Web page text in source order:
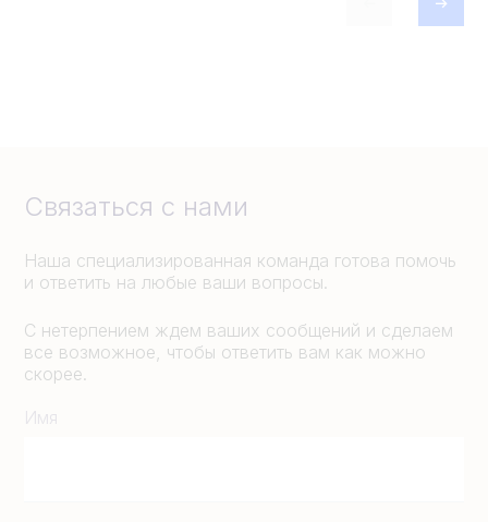
Связаться с нами
Наша специализированная команда готова помочь
и ответить на любые ваши вопросы.
С нетерпением ждем ваших сообщений и сделаем
все возможное, чтобы ответить вам как можно
скорее.
Имя